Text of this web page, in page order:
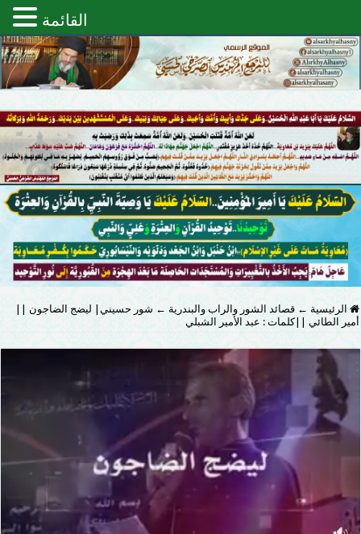
الرئيسية ← قصائد الشور والراب والبندرية ← شور حسيني| ليضج الضاجون ||
أمير الطائي ||كلمات : عبد الأمير الشبلي
القائمة